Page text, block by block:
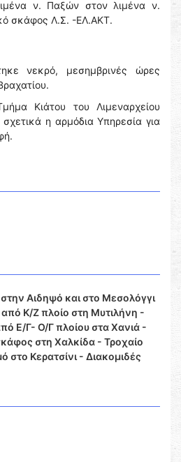
ν. Παξών στον λιμένα ν.
σκάφος Λ.Σ. -ΕΛ.ΑΚΤ.
νεκρό, μεσημβρινές ώρες
Κιάτου του Λιμεναρχείου
η αρμόδια Υπηρεσία για
Αιδηψό και στο Μεσολόγγι
Κ/Ζ πλοίο στη Μυτιλήνη -
Ε/Γ- Ο/Γ πλοίου στα Χανιά -
στη Χαλκίδα - Τροχαίο
στο Κερατσίνι - Διακομιδές